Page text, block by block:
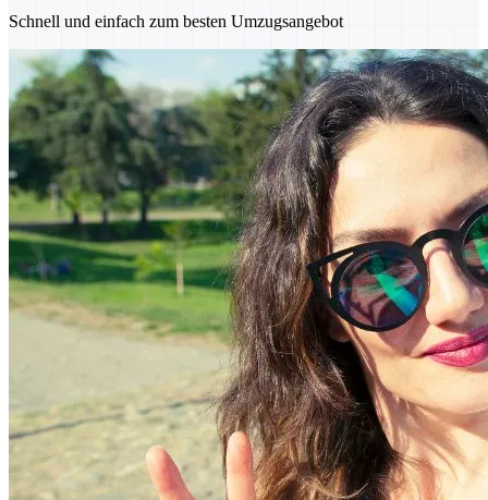
Schnell und einfach zum besten Umzugsangebot